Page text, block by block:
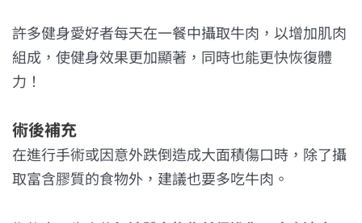
許多健身愛好者每天在一餐中攝取牛肉，以增加肌肉
組成，使健身效果更加顯著，同時也能更快恢復體
力！
術後補充
在進行手術或因意外跌倒造成大面積傷口時，除了攝
取富含膠質的食物外，建議也要多吃牛肉。